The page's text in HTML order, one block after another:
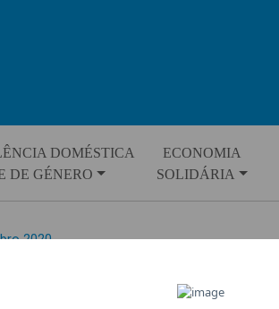
DOMÉSTICA
DE GÉNERO
ECONOMIA
SOLIDÁRIA
2020
2020